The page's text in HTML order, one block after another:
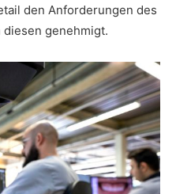
den Anforderungen des
genehmigt.